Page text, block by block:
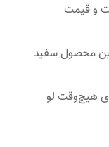
و قیمت
محصول سفید
هیچ‌وقت لو